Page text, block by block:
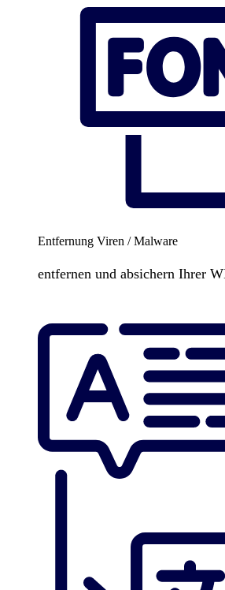
Entfernung Viren / Malware
entfernen und absichern Ihrer